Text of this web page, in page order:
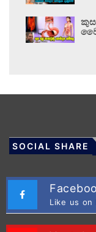
SOCIAL SHARE
Like us on